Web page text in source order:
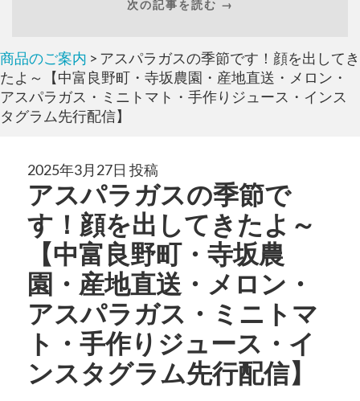
次の記事を読む →
商品のご案内 > アスパラガスの季節です！顔を出してき
たよ～【中富良野町・寺坂農園・産地直送・メロン・
アスパラガス・ミニトマト・手作りジュース・インス
タグラム先行配信】
2025年3月27日 投稿
アスパラガスの季節で
す！顔を出してきたよ～
【中富良野町・寺坂農
園・産地直送・メロン・
アスパラガス・ミニトマ
ト・手作りジュース・イ
ンスタグラム先行配信】